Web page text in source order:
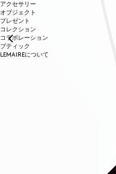
アクセサリー
オブジェクト
プレゼント
コレクション
コラボレーション
ブティック
LEMAIREについて